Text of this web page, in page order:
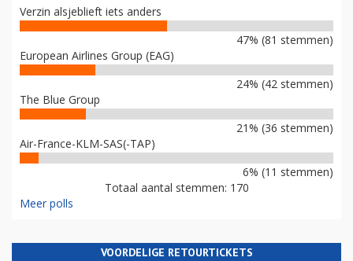
Verzin alsjeblieft iets anders
47% (81 stemmen)
European Airlines Group (EAG)
24% (42 stemmen)
The Blue Group
21% (36 stemmen)
Air-France-KLM-SAS(-TAP)
6% (11 stemmen)
Totaal aantal stemmen: 170
Meer polls
VOORDELIGE RETOURTICKETS